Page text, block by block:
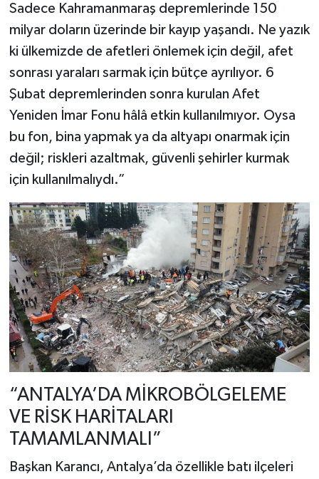
Sadece Kahramanmaraş depremlerinde 150
milyar doların üzerinde bir kayıp yaşandı. Ne yazık
ki ülkemizde de afetleri önlemek için değil, afet
sonrası yaraları sarmak için bütçe ayrılıyor. 6
Şubat depremlerinden sonra kurulan Afet
Yeniden İmar Fonu hâlâ etkin kullanılmıyor. Oysa
bu fon, bina yapmak ya da altyapı onarmak için
değil; riskleri azaltmak, güvenli şehirler kurmak
için kullanılmalıydı.”
“ANTALYA’DA MİKROBÖLGELEME
VE RİSK HARİTALARI
TAMAMLANMALI”
Başkan Karancı, Antalya’da özellikle batı ilçeleri